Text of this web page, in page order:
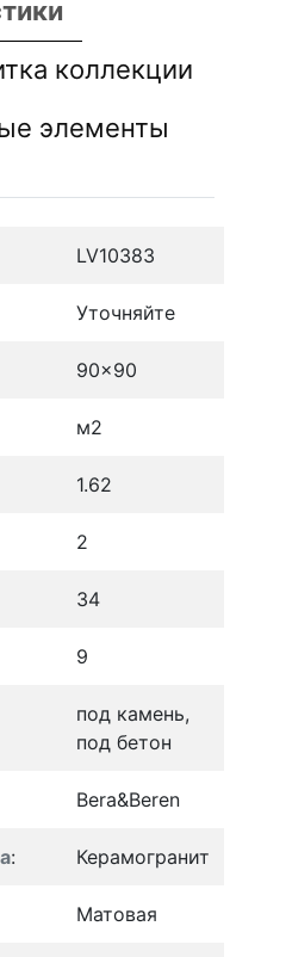
коллекции
элементы
LV10383
Уточняйте
90x90
м2
1.62
2
34
9
под камень,
под бетон
Bera&Beren
: Керамогранит
Матовая